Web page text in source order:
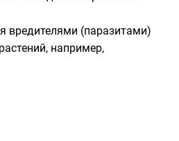
вредителями (паразитами)
например,